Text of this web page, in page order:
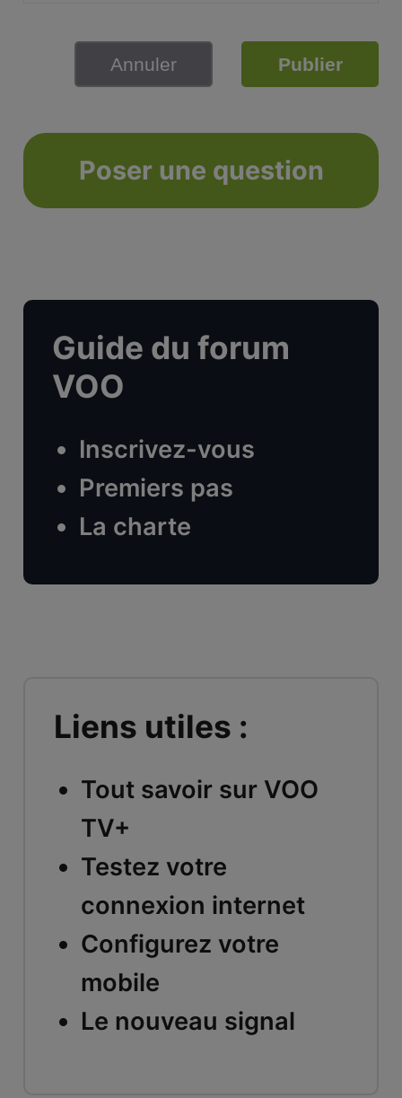
Annuler Publier
Poser une question
Guide du forum
VOO
Inscrivez-vous
Premiers pas
La charte
Liens utiles :
Tout savoir sur VOO
TV+
Testez votre
connexion internet
Configurez votre
mobile
Le nouveau signal